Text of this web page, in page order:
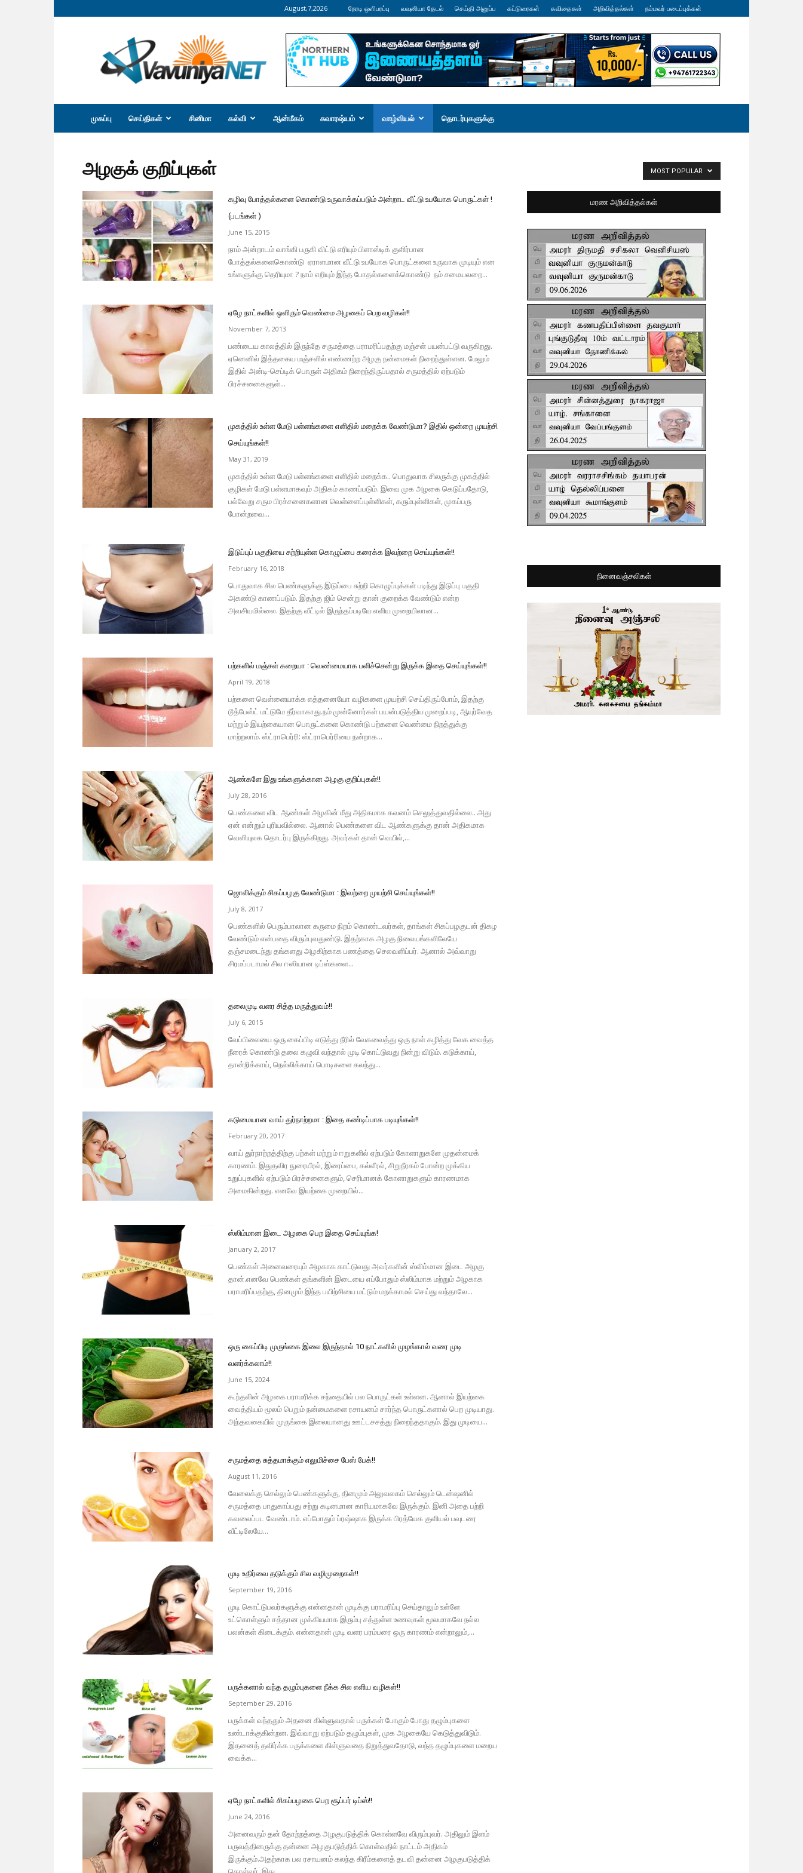
August,7,2026 நேரடி ஒளிபரப்பு வவுனியா தேடல் செய்தி அனுப்ப கட்டுரைகள் கவிதைகள் அறிவித்தல்கள் நம்மவர் படைப்புக்கள்
வவுனியா
நெற்
முகப்பு செய்திகள் சினிமா கல்வி ஆன்மீகம் சுவாரஷ்யம் வாழ்வியல் தொடர்புகளுக்கு
அழகுக் குறிப்புகள் MOST POPULAR
கழிவு போத்தல்களை கொண்டு உருவாக்கப்படும் அன்றாட வீட்டு உபயோக பொருட்கள் !
(படங்கள் )
June 15, 2015
நாம் அன்றாடம் வாங்கி பருகி விட்டு எரியும் பிளாஸ்டிக் குளிர்பான
போத்தல்களைகொண்டு ஏராளமான வீட்டு உபயோக பொருட்களை உருவாக முடியும் என
உங்களுக்கு தெரியுமா ? நாம் எறியும் இந்த போதல்களைக்கொண்டு நம் சமையலறை...
ஏழே நாட்களில் ஒளிரும் வெண்மை அழகைப் பெற வழிகள்!!
November 7, 2013
பண்டைய காலத்தில் இருந்தே சருமத்தை பராமரிப்பதற்கு மஞ்சள் பயன்பட்டு வருகிறது.
ஏனெனில் இத்தகைய மஞ்சளில் எண்ணற்ற அழகு நன்மைகள் நிறைந்துள்ளன. மேலும்
இதில் அன்டி-செப்டிக் பொருள் அதிகம் நிறைந்திருப்பதால் சருமத்தில் ஏற்படும்
பிரச்சனைகளுள்...
முகத்தில் உள்ள மேடு பள்ளங்களை எளிதில் மறைக்க வேண்டுமா? இதில் ஒன்றை முயற்சி
செய்யுங்கள்!!
May 31, 2019
முகத்தில் உள்ள மேடு பள்ளங்களை எளிதில் மறைக்க.. பொதுவாக சிலருக்கு முகத்தில்
குழிகள் மேடு பள்ளமாகவும் அதிகம் காணப்படும். இவை முக அழகை கெடுப்பதோடு,
பல்வேறு சரும பிரச்சனைகளான வெள்ளைப்புள்ளிகள், கரும்புள்ளிகள், முகப்பரு
போன்றவை...
இடுப்புப் பகுதியை சுற்றியுள்ள கொழுப்பை கரைக்க இவற்றை செய்யுங்கள்!!
February 16, 2018
பொதுவாக சில பெண்களுக்கு இடுப்பை சுற்றி கொழுப்புக்கள் படிந்து இடுப்பு பகுதி
அகண்டு காணப்படும். இதற்கு ஜிம் சென்று தான் குறைக்க வேண்டும் என்ற
அவசியமில்லை. இதற்கு வீட்டில் இருந்தப்படியே எளிய முறையிலான...
பற்களில் மஞ்சள் கறையா : வெண்மையாக பளிச்சென்று இருக்க இதை செய்யுங்கள்!!
April 19, 2018
பற்களை வெள்ளையாக்க எத்தனையோ வழிகளை முயற்சி செய்திருப்போம், இதற்கு
டூத்பேஸ்ட் மட்டுமே தீர்வாகாது.நம் முன்னோர்கள் பயன்படுத்திய முறைப்படி, ஆயுர்வேத
மற்றும் இயற்கையான பொருட்களை கொண்டு பற்களை வெண்மை நிறத்துக்கு
மாற்றலாம். ஸ்ட்ராபெர்ரி: ஸ்ட்ராபெர்ரியை நன்றாக...
ஆண்களே இது உங்களுக்கான அழகு குறிப்புகள்!!
July 28, 2016
பெண்களை விட ஆண்கள் அழகின் மீது அதிகமாக கவனம் செலுத்துவதில்லை.. அது
ஏன் என்றும் புரியவில்லை. ஆனால் பெண்களை விட ஆண்களுக்கு தான் அதிகமாக
வெளியுலக தொடர்பு இருக்கிறது. அவர்கள் தான் வெயில்,...
ஜொலிக்கும் சிகப்பழகு வேண்டுமா : இவற்றை முயற்சி செய்யுங்கள்!!
July 8, 2017
பெண்களில் பெரும்பாலான கருமை நிறம் கொண்டவர்கள், தாங்கள் சிகப்பழகுடன் திகழ
வேண்டும் என்பதை விரும்புவதுண்டு. இதற்காக அழகு நிலையங்களிலேயே
தஞ்சமடைந்து தங்களது அழகிற்காக பணத்தை செலவளிப்பர். ஆனால் அவ்வாறு
சிரமப்படாமல் சில ஈஸியான டிப்ஸ்களை...
தலைமுடி வளர சித்த மருத்துவம்!!
July 6, 2015
வேப்பிலையை ஒரு கைப்பிடி எடுத்து நீரில் வேகவைத்து ஒரு நாள் கழித்து வேக வைத்த
நீரைக் கொண்டு தலை கழுவி வந்தால் முடி கொட்டுவது நின்று விடும். கடுக்காய்,
தான்றிக்காய், நெல்லிக்காய் பொடிகளை கலந்து...
கடுமையான வாய் துர்நாற்றமா : இதை கண்டிப்பாக படியுங்கள்!!
February 20, 2017
வாய் துர்நாற்றத்திற்கு பற்கள் மற்றும் ஈறுகளில் ஏற்படும் கோளாறுகளே முதன்மைக்
காரணம். இதுதவிர நுரையீரல், இரைப்பை, கல்லீரல், சிறுநீரகம் போன்ற முக்கிய
உறுப்புகளில் ஏற்படும் பிரச்சனைகளும், செரிமானக் கோளாறுகளும் காரணமாக
அமைகின்றது. எனவே இயற்கை முறையில்...
ஸ்லிம்மான இடை அழகை பெற இதை செய்யுங்க!
January 2, 2017
பெண்கள் அனைவரையும் அழகாக காட்டுவது அவர்களின் ஸ்லிம்மான இடை அழகு
தான்.எனவே பெண்கள் தங்களின் இடையை எப்போதும் ஸ்லிம்மாக மற்றும் அழகாக
பராமரிப்பதற்கு, தினமும் இந்த பயிற்சியை மட்டும் மறக்காமல் செய்து வந்தாலே...
ஒரு கைப்பிடி முருங்கை இலை இருந்தால் 10 நாட்களில் முழங்கால் வரை முடி
வளர்க்கலாம்!!
June 15, 2024
கூந்தலின் அழகை பராமரிக்க சந்தையில் பல பொருட்கள் உள்ளன. ஆனால் இயற்கை
வைத்தியம் மூலம் பெறும் நன்மைகளை ரசாயனம் சார்ந்த பொருட்களால் பெற முடியாது.
அந்தவகையில் முருங்கை இலையானது ஊட்டசசத்து நிறைந்ததாகும். இது முடியை...
சருமத்தை சுத்தமாக்கும் எலுமிச்சை பேஸ் பேக்!!
August 11, 2016
வேலைக்கு செல்லும் பெண்களுக்கு, தினமும் அலுவலகம் செல்லும் டென்ஷனில்
சருமத்தை பாதுகாப்பது சற்று கடினமான காரியமாகவே இருக்கும். இனி அதை பற்றி
கவலைப்பட வேண்டாம். எப்போதும் ப்ரஷ்ஷாக இருக்க பிரத்யேக குளியல் பவுடரை
வீட்டிலேயே...
முடி உதிர்வை தடுக்கும் சில வழிமுறைகள்!!
September 19, 2016
முடி கொட்டுபவர்களுக்கு என்னதான் முடிக்கு பராமரிப்பு செய்தாலும் உள்ளே
உட்கொள்ளும் சத்தான முக்கியமாக இரும்பு சத்துள்ள உணவுகள் மூலமாகவே நல்ல
பலன்கள் கிடைக்கும். என்னதான் முடி வளர பரம்பரை ஒரு காரணம் என்றாலும்,...
பருக்களால் வந்த தழும்புகளை நீக்க சில எளிய வழிகள்!!
September 29, 2016
பருக்கள் வந்ததும் அதனை கிள்ளுவதால் பருக்கள் போகும் போது தழும்புகளை
உண்டாக்குகின்றன. இவ்வாறு ஏற்படும் தழும்புகள், முக அழகையே கெடுத்துவிடும்.
இதனைத் தவிர்க்க பருக்களை கிள்ளுவதை நிறுத்துவதோடு, வந்த தழும்புகளை மறைய
வைக்க...
ஏழே நாட்களில் சிகப்பழகை பெற சூப்பர் டிப்ஸ்!!
June 24, 2016
அனைவரும் தன் தோற்றத்தை அழகுபடுத்திக் கொள்ளவே விரும்புவர். அதிலும் இளம்
பருவத்தினருக்கு தன்னை அழகுபடுத்திக் கொள்வதில் நாட்டம் அதிகம்
இருக்கும்.அதற்காக பல ரசாயனம் கலந்த கிரீம்களைத் தடவி தன்னை அழகுபடுத்திக்
மரண அறிவித்தல்கள்
நினைவஞ்சலிகள்